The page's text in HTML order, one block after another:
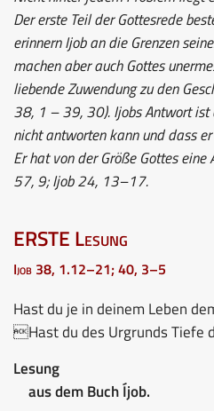
Der erste Teil der Gottesrede
erinnern Ijob an die Grenzen
machen aber auch Gottes
liebende Zuwendung zu den
38, 1 – 39, 30). Ijobs Antwort ist
nicht antworten kann und dass
Er hat von der Größe Gottes eine
57, 9; Ijob 24, 13–17.
ERSTE Lesung
Ijob 38, 1.12–21; 40, 3–5
Hast du je in deinem Leben
Hast du des Urgrunds Tiefe
Lesung
aus dem Buch Íjob.